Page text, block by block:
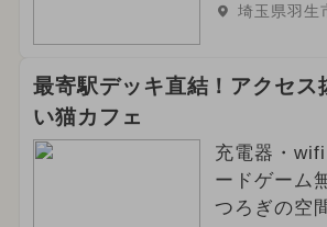
埼玉県羽生
最寄駅デッキ直結！アクセス
い猫カフェ
充電器・
ードゲーム
つろぎの空